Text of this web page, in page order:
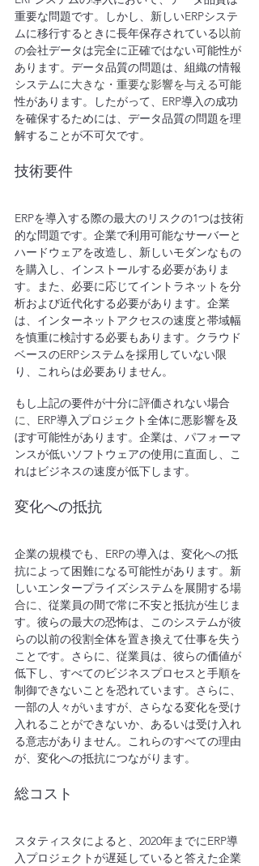
重要な問題です。しかし、新しいERPシステ
ムに移行するときに長年保存されている以前
の会社データは完全に正確ではない可能性が
あります。データ品質の問題は、組織の情報
システムに大きな・重要な影響を与える可能
性があります。したがって、ERP導入の成功
を確保するためには、データ品質の問題を理
解することが不可欠です。
技術要件
ERPを導入する際の最大のリスクの1つは技術
的な問題です。企業で利用可能なサーバーと
ハードウェアを改造し、新しいモダンなもの
を購入し、インストールする必要がありま
す。また、必要に応じてイントラネットを分
析および近代化する必要があります。企業
は、インターネットアクセスの速度と帯域幅
を慎重に検討する必要もあります。クラウド
ベースのERPシステムを採用していない限
り、これらは必要ありません。
もし上記の要件が十分に評価されない場合
に、ERP導入プロジェクト全体に悪影響を及
ぼす可能性があります。企業は、パフォーマ
ンスが低いソフトウェアの使用に直面し、こ
れはビジネスの速度が低下します。
変化への抵抗
企業の規模でも、ERPの導入は、変化への抵
抗によって困難になる可能性があります。新
しいエンタープライズシステムを展開する場
合に、従業員の間で常に不安と抵抗が生じま
す。彼らの最大の恐怖は、このシステムが彼
らの以前の役割全体を置き換えて仕事を失う
ことです。さらに、従業員は、彼らの価値が
低下し、すべてのビジネスプロセスと手順を
制御できないことを恐れています。さらに、
一部の人々がいますが、さらなる変化を受け
入れることができないか、あるいは受け入れ
る意志がありません。これらのすべての理由
が、変化への抵抗につながります。
総コスト
スタティスタによると、2020年までにERP導
入プロジェクトが遅延していると答えた企業